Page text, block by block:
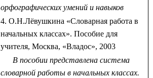
орфографических умений и навыков
4. О.Н.Лёвушкина «Словарная работа в
начальных классах». Пособие для
учителя, Москва, «Владос», 2003
В пособии представлена система
словарной работы в начальных классах.